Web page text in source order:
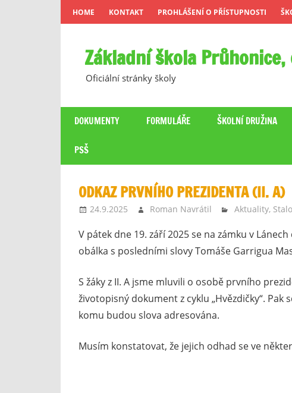
Skip
to
HOME KONTAKT PROHLÁŠENÍ O PŘÍSTUPNOSTI
Základní škola
Oficiální stránky školy
DOKUMENTY FORMULÁŘE ŠKOLNÍ DRUŽINA
PSŠ
ODKAZ PRVNÍHO PREZIDENTA (II. A)
24.9.2025 Roman Navrátil Aktuality,
V pátek dne 19. září 2025 se na zámku v
obálka s posledními slovy Tomáše Garrigua
S žáky z II. A jsme mluvili o osobě prvního
životopisný dokument z cyklu „Hvězdičky“.
komu budou slova adresována.
Musím konstatovat, že jejich odhad se ve